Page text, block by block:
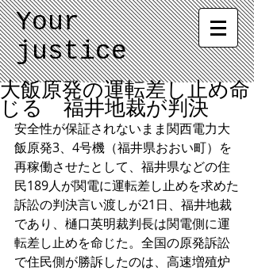
Your
justice
大飯原発の運転差し止め命
じる 福井地裁が判決
安全性が保証されないまま関西電力大
飯原発3、4号機（福井県おおい町）を
再稼働させたとして、福井県などの住
民189人が関電に運転差し止めを求めた
訴訟の判決言い渡しが21日、福井地裁
であり、樋口英明裁判長は関電側に運
転差し止めを命じた。全国の原発訴訟
で住民側が勝訴したのは、高速増殖炉